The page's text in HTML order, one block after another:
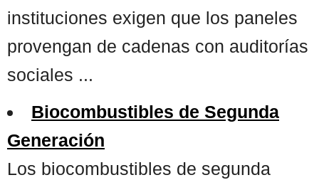
instituciones exigen que los paneles
provengan de cadenas con auditorías
sociales ...
Biocombustibles de Segunda
Generación
Los biocombustibles de segunda